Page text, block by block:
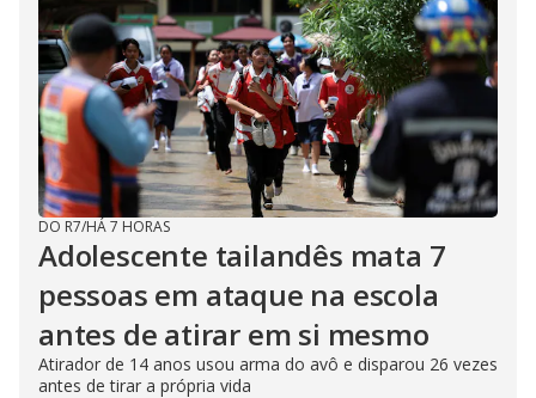
DO R7/HÁ 7 HORAS
Adolescente tailandês mata 7
pessoas em ataque na escola
antes de atirar em si mesmo
Atirador de 14 anos usou arma do avô e disparou 26 vezes
antes de tirar a própria vida